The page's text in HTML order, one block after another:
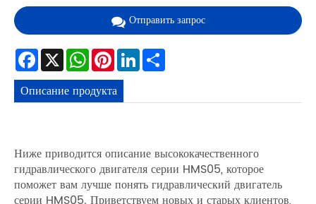
Отправить запрос
Facebook
X WhatsApp
Pinterest
LinkedIn
Описание продукта
Ниже приводится описание высококачественного
гидравлического двигателя серии HMS05, которое
поможет вам лучше понять гидравлический двигатель